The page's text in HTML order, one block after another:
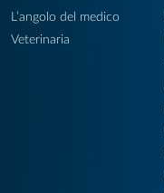
L’angolo del medico
Veterinaria